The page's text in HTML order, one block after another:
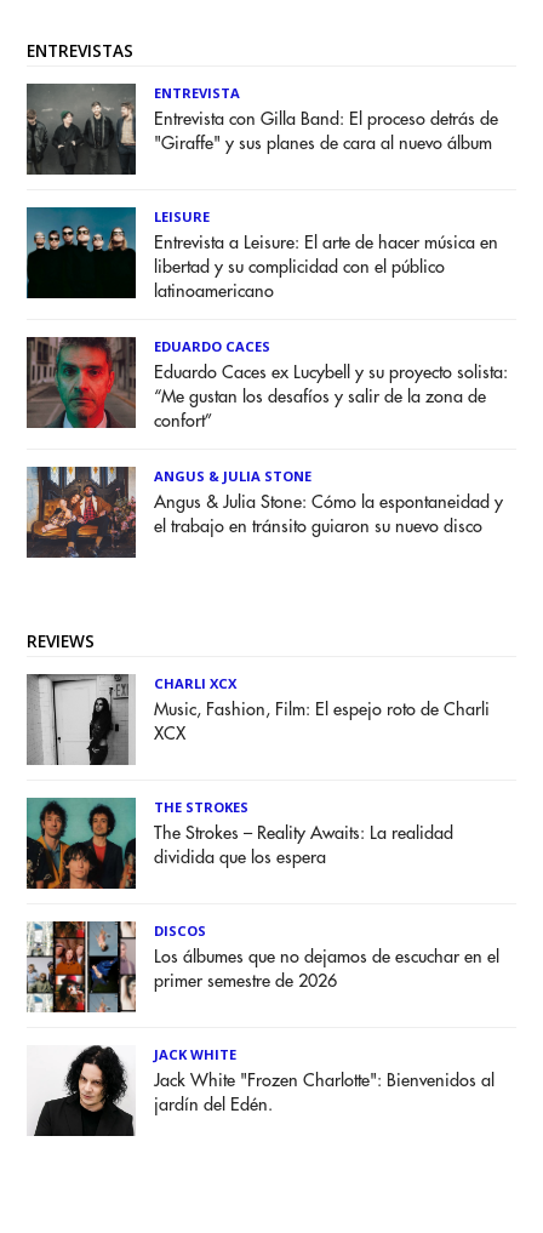
ENTREVISTAS
ENTREVISTA
Entrevista con Gilla Band: El proceso detrás de
"Giraffe" y sus planes de cara al nuevo álbum
LEISURE
Entrevista a Leisure: El arte de hacer música en
libertad y su complicidad con el público
latinoamericano
EDUARDO CACES
Eduardo Caces ex Lucybell y su proyecto solista:
“Me gustan los desafíos y salir de la zona de
confort”
ANGUS & JULIA STONE
Angus & Julia Stone: Cómo la espontaneidad y
el trabajo en tránsito guiaron su nuevo disco
REVIEWS
CHARLI XCX
Music, Fashion, Film: El espejo roto de Charli
XCX
THE STROKES
The Strokes – Reality Awaits: La realidad
dividida que los espera
DISCOS
Los álbumes que no dejamos de escuchar en el
primer semestre de 2026
JACK WHITE
Jack White "Frozen Charlotte": Bienvenidos al
jardín del Edén.